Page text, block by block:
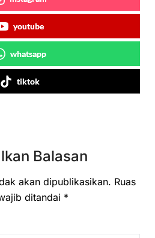
youtube
whatsapp
tiktok
Balasan
akan dipublikasikan. Ruas
ditandai *